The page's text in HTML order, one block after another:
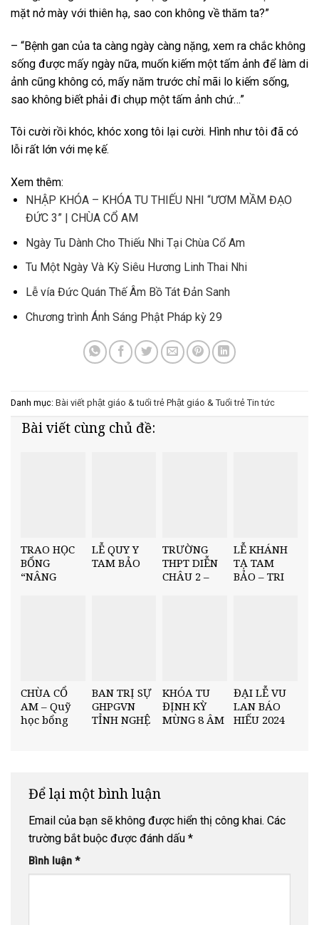
mặt nở mày với thiên hạ, sao con không về thăm ta?”
– “Bệnh gan của ta càng ngày càng nặng, xem ra chắc không
sống được mấy ngày nữa, muốn kiếm một tấm ảnh để làm di
ảnh cũng không có, mấy năm trước chỉ mãi lo kiếm sống,
sao không biết phải đi chụp một tấm ảnh chứ…”
Tôi cười rồi khóc, khóc xong tôi lại cười. Hình như tôi đã có
lỗi rất lớn với mẹ kế.
Xem thêm:
NHẬP KHÓA – KHÓA TU THIẾU NHI “ƯƠM MẦM ĐẠO
ĐỨC 3” | CHÙA CỔ AM
Ngày Tu Dành Cho Thiếu Nhi Tại Chùa Cổ Am
Tu Một Ngày Và Kỳ Siêu Hương Linh Thai Nhi
Lễ vía Đức Quán Thế Âm Bồ Tát Đản Sanh
Chương trình Ánh Sáng Phật Pháp kỳ 29
Danh mục: Bài viết phật giáo & tuổi trẻ Phật giáo & Tuổi trẻ Tin tức
Bài viết cùng chủ đề:
TRAO HỌC
BỔNG
“NÂNG
LỄ QUY Y
TAM BẢO
TRƯỜNG
THPT DIỄN
CHÂU 2 –
LỄ KHÁNH
TẠ TAM
BẢO – TRI
CHÙA CỔ
AM – Quỹ
học bổng
Châu 5
BAN TRỊ SỰ
GHPGVN
TỈNH NGHỆ
SỰ CUỐI
NĂM 2025
KHÓA TU
ĐỊNH KỲ
MÙNG 8 ÂM
ĐẠI LỄ VU
LAN BÁO
HIẾU 2024
Để lại một bình luận
Email của bạn sẽ không được hiển thị công khai. Các
trường bắt buộc được đánh dấu *
Bình luận *